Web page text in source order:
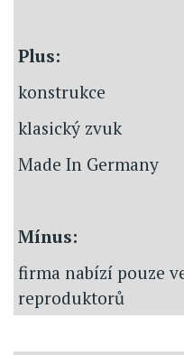
Plus:
konstrukce
klasický zvuk
Made In Germany
Mínus:
firma nabízí pouze
reproduktorů